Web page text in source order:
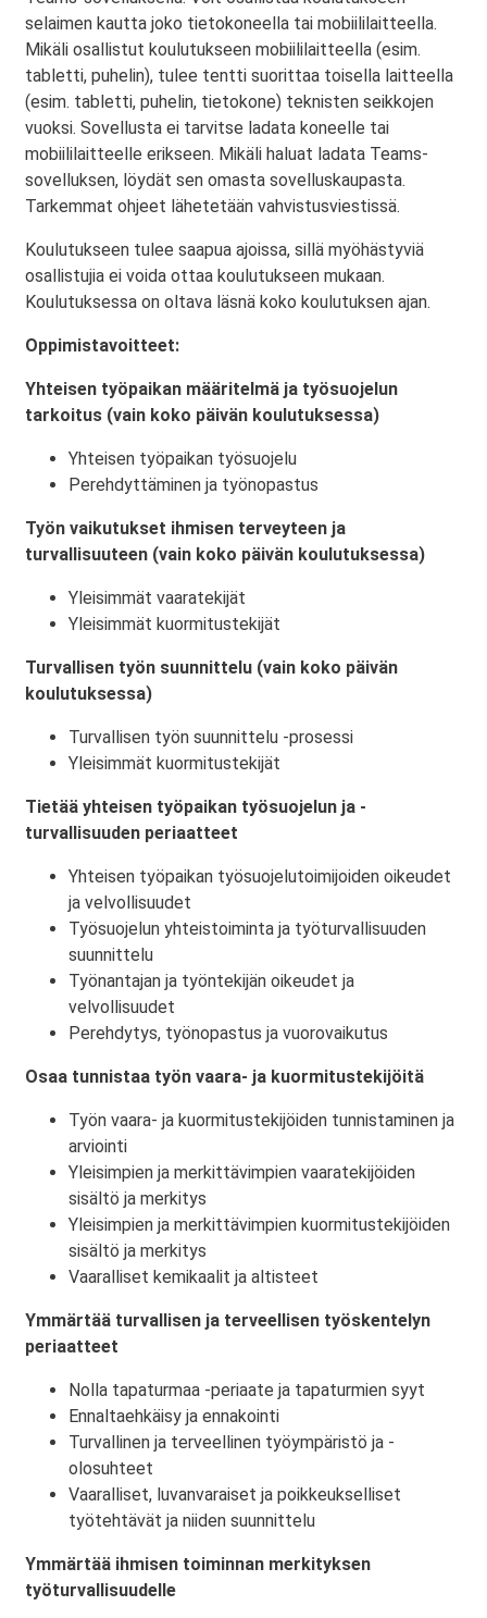
selaimen kautta joko tietokoneella tai mobiililaitteella.
Mikäli osallistut koulutukseen mobiililaitteella (esim.
tabletti, puhelin), tulee tentti suorittaa toisella laitteella
(esim. tabletti, puhelin, tietokone) teknisten seikkojen
vuoksi. Sovellusta ei tarvitse ladata koneelle tai
mobiililaitteelle erikseen. Mikäli haluat ladata Teams-
sovelluksen, löydät sen omasta sovelluskaupasta.
Tarkemmat ohjeet lähetetään vahvistusviestissä.
Koulutukseen tulee saapua ajoissa, sillä myöhästyviä
osallistujia ei voida ottaa koulutukseen mukaan.
Koulutuksessa on oltava läsnä koko koulutuksen ajan.
Oppimistavoitteet:
Yhteisen työpaikan määritelmä ja työsuojelun
tarkoitus (vain koko päivän koulutuksessa)
Yhteisen työpaikan työsuojelu
Perehdyttäminen ja työnopastus
Työn vaikutukset ihmisen terveyteen ja
turvallisuuteen (vain koko päivän koulutuksessa)
Yleisimmät vaaratekijät
Yleisimmät kuormitustekijät
Turvallisen työn suunnittelu (vain koko päivän
koulutuksessa)
Turvallisen työn suunnittelu -prosessi
Yleisimmät kuormitustekijät
Tietää yhteisen työpaikan työsuojelun ja -
turvallisuuden periaatteet
Yhteisen työpaikan työsuojelutoimijoiden oikeudet
ja velvollisuudet
Työsuojelun yhteistoiminta ja työturvallisuuden
suunnittelu
Työnantajan ja työntekijän oikeudet ja
velvollisuudet
Perehdytys, työnopastus ja vuorovaikutus
Osaa tunnistaa työn vaara- ja kuormitustekijöitä
Työn vaara- ja kuormitustekijöiden tunnistaminen ja
arviointi
Yleisimpien ja merkittävimpien vaaratekijöiden
sisältö ja merkitys
Yleisimpien ja merkittävimpien kuormitustekijöiden
sisältö ja merkitys
Vaaralliset kemikaalit ja altisteet
Ymmärtää turvallisen ja terveellisen työskentelyn
periaatteet
Nolla tapaturmaa -periaate ja tapaturmien syyt
Ennaltaehkäisy ja ennakointi
Turvallinen ja terveellinen työympäristö ja -
olosuhteet
Vaaralliset, luvanvaraiset ja poikkeukselliset
työtehtävät ja niiden suunnittelu
Ymmärtää ihmisen toiminnan merkityksen
työturvallisuudelle